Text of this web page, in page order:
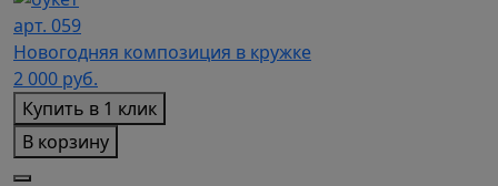
арт. 059
Новогодняя композиция в кружке
2 000 руб.
Купить в 1 клик
В корзину